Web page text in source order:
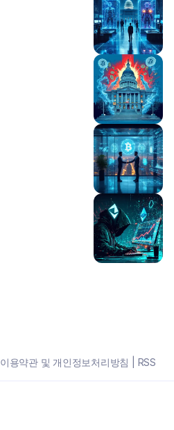
이용약관 및 개인정보처리방침 RSS